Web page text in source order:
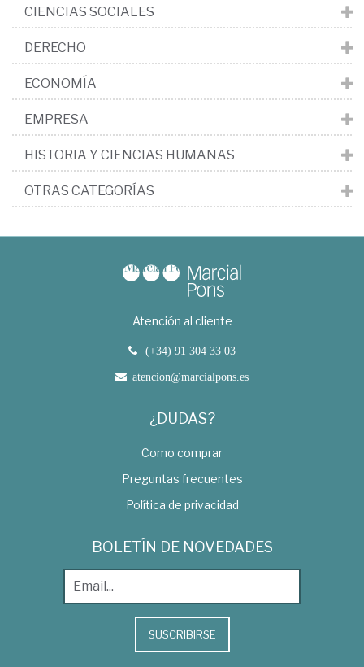
CIENCIAS SOCIALES
DERECHO
ECONOMÍA
EMPRESA
HISTORIA Y CIENCIAS HUMANAS
OTRAS CATEGORÍAS
Atención al cliente
(+34) 91 304 33 03
atencion@marcialpons.es
¿DUDAS?
Como comprar
Preguntas frecuentes
Política de privacidad
BOLETÍN DE NOVEDADES
SUSCRIBIRSE